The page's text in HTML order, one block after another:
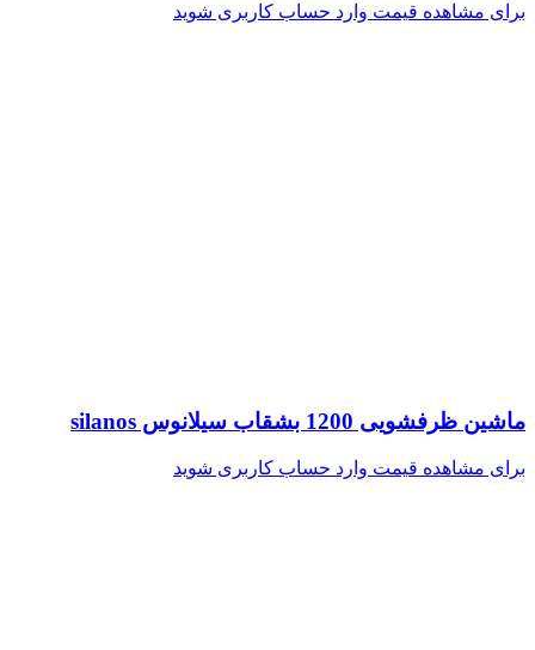
برای مشاهده قیمت وارد حساب کاربری شوید
ماشین ظرفشویی 1200 بشقاب سیلانوس silanos
برای مشاهده قیمت وارد حساب کاربری شوید